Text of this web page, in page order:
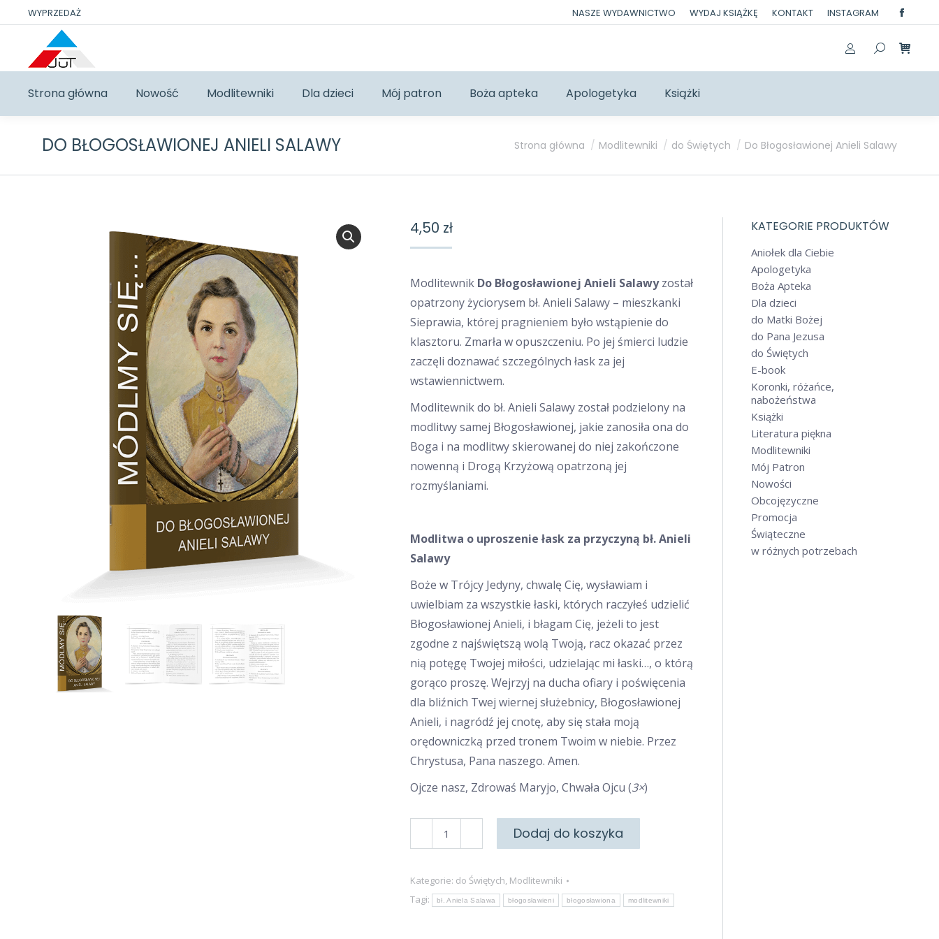
WYPRZEDAŻ NASZE WYDAWNICTWO WYDAJ KSIĄŻKĘ KONTAKT INSTAGRAM
page
opens
in
Strona główna Nowość Modlitewniki Dla dzieci Mój patron Boża apteka Apologetyka Książki
DO BŁOGOSŁAWIONEJ ANIELI SALAWY Jesteś tutaj:
Strona główna Modlitewniki do Świętych Do Błogosławionej Anieli Salawy
4,50 zł
Modlitewnik Do Błogosławionej Anieli Salawyzostał
opatrzony życiorysem bł. Anieli Salawy – mieszkanki
Sieprawia, której pragnieniem było wstąpienie do
klasztoru. Zmarła w opuszczeniu. Po jej śmierci ludzie
zaczęli doznawać szczególnych łask za jej
wstawiennictwem.
Modlitewnik do bł. Anieli Salawy został podzielony na
modlitwy samej Błogosławionej, jakie zanosiła ona do
Boga i na modlitwy skierowanej do niej zakończone
nowenną i Drogą Krzyżową opatrzoną jej
rozmyślaniami.
Modlitwa o uproszenie łask za przyczyną bł. Anieli
Salawy
Boże w Trójcy Jedyny, chwalę Cię, wysławiam i
uwielbiam za wszystkie łaski, których raczyłeś udzielić
Błogosławionej Anieli, i błagam Cię, jeżeli to jest
zgodne z najświętszą wolą Twoją, racz okazać przez
nią potęgę Twojej miłości, udzielając mi łaski…, o którą
gorąco proszę. Wejrzyj na ducha ofiary i poświęcenia
dla bliźnich Twej wiernej służebnicy, Błogosławionej
Anieli, i nagródź jej cnotę, aby się stała moją
orędowniczką przed tronem Twoim w niebie. Przez
Chrystusa, Pana naszego. Amen.
Ojcze nasz, Zdrowaś Maryjo, Chwała Ojcu (3×)
Do
Anieli
Salawy
Dodaj do koszyka
Kategorie: do Świętych, Modlitewniki
Tagi:
bł. Aniela Salawa błogosławieni błogosławiona modlitewniki
KATEGORIE PRODUKTÓW
Aniołek dla Ciebie
Apologetyka
Boża Apteka
Dla dzieci
do Matki Bożej
do Pana Jezusa
do Świętych
E-book
Koronki, różańce,
nabożeństwa
Książki
Literatura piękna
Modlitewniki
Mój Patron
Nowości
Obcojęzyczne
Promocja
Świąteczne
w różnych potrzebach